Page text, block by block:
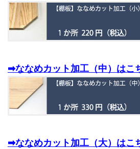
➡ななめカット加工（中）はこ
➡ななめカット加工（大）はこ